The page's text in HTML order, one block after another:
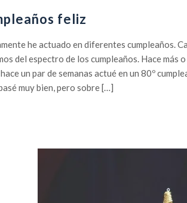
feliz
he actuado en diferentes cumpleaños.
del espectro de los cumpleaños. Hace más
un par de semanas actué en un 80º
muy bien, pero sobre […]